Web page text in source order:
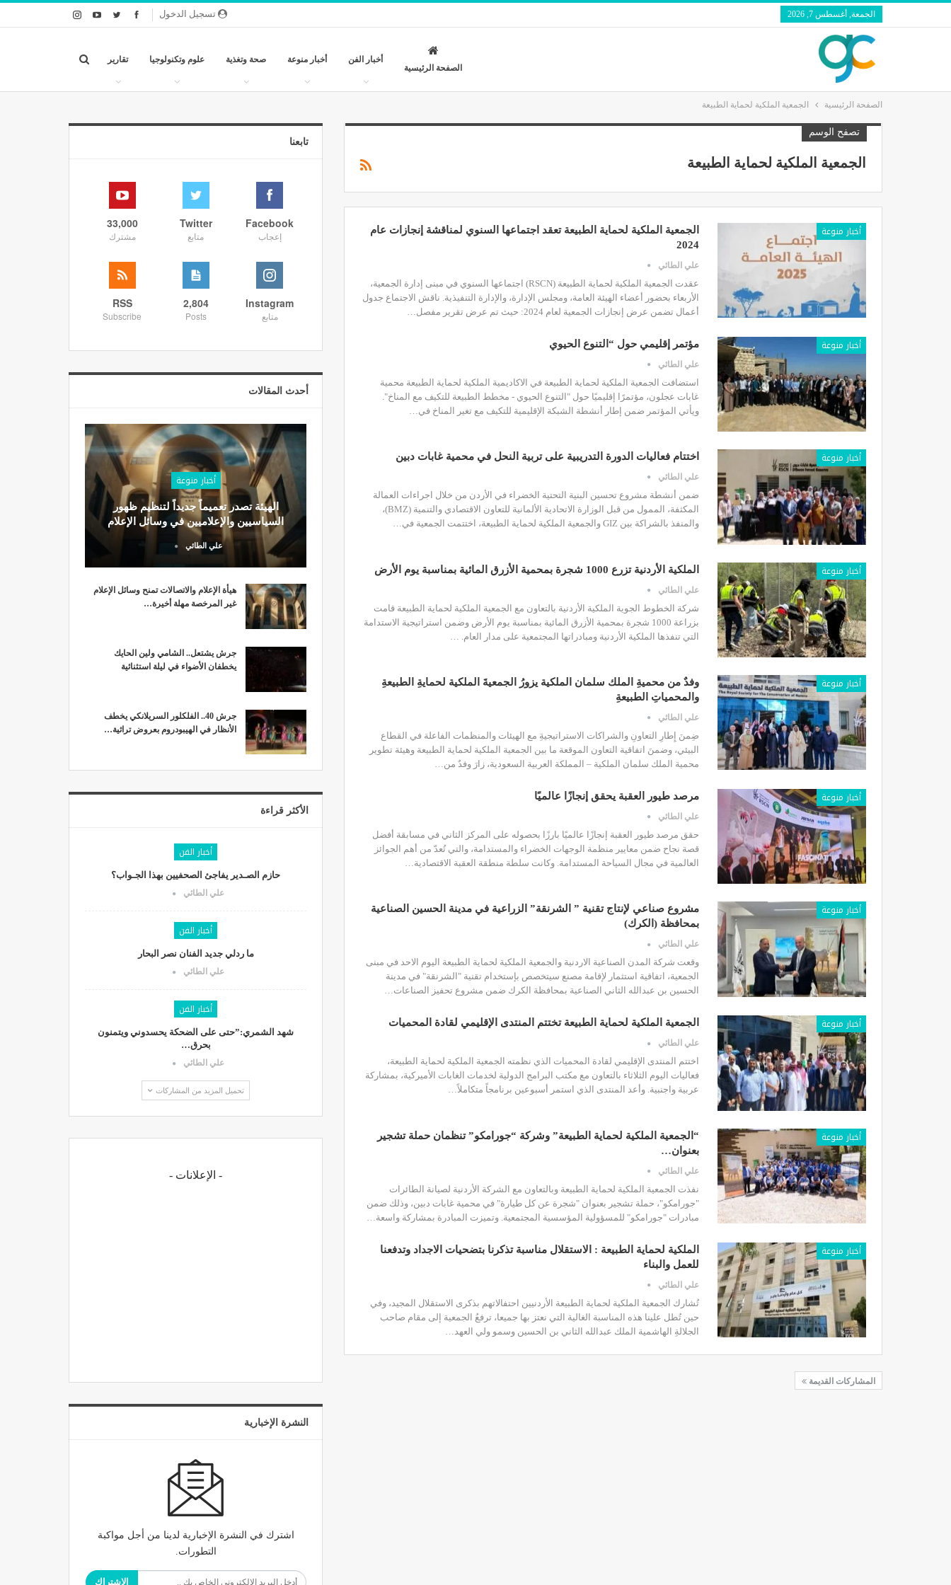
تسجيل الدخول الجمعة, أغسطس 7, 2026
الصفحة الرئيسية
أخبار الفن أخبار منوعة صحة وتغذية علوم وتكنولوجيا تقارير
الصفحة الرئيسية الجمعية الملكية لحماية الطبيعة
تصفح الوسم
الجمعية الملكية لحماية الطبيعة
أخبار منوعة
الجمعية الملكية لحماية الطبيعة تعقد اجتماعها السنوي لمناقشة إنجازات عام
2024
علي الطائي
عقدت الجمعية الملكية لحماية الطبيعة (RSCN) اجتماعها السنوي في مبنى إدارة الجمعية،
الأربعاء بحضور أعضاء الهيئة العامة، ومجلس الإدارة، والإدارة التنفيذية. ناقش الاجتماع جدول
أعمال تضمن عرض إنجازات الجمعية لعام 2024: حيث تم عرض تقرير مفصل…
أخبار منوعة مؤتمر إقليمي حول “التنوع الحيوي
علي الطائي
استضافت الجمعية الملكية لحماية الطبيعة في الاكاديمية الملكية لحماية الطبيعة محمية
غابات عجلون، مؤتمرًا إقليميًا حول "التنوع الحيوي - مخطط الطبيعة للتكيف مع المناخ".
ويأتي المؤتمر ضمن إطار أنشطة الشبكة الإقليمية للتكيف مع تغير المناخ في…
أخبار منوعة اختتام فعاليات الدورة التدريبية على تربية النحل في محمية غابات دبين
علي الطائي
ضمن أنشطة مشروع تحسين البنية التحتية الخضراء في الأردن من خلال اجراءات العمالة
المكثفة، الممول من قبل الوزارة الاتحادية الألمانية للتعاون الاقتصادي والتنمية (BMZ)،
والمنفذ بالشراكة بين GIZ والجمعية الملكية لحماية الطبيعة، اختتمت الجمعية في…
أخبار منوعة الملكية الأردنية تزرع 1000 شجرة بمحمية الأزرق المائية بمناسبة يوم الأرض
علي الطائي
شركة الخطوط الجوية الملكية الأردنية بالتعاون مع الجمعية الملكية لحماية الطبيعة قامت
بزراعة 1000 شجرة بمحمية الأزرق المائية بمناسبة يوم الأرض وضمن استراتيجية الاستدامة
التي تنفذها الملكية الأردنية ومبادراتها المجتمعية على مدار العام.
أخبار منوعة
وفدٌ من محميةِ الملك سلمان الملكية يزورُ الجمعيةَ الملكية لحمايةِ الطبيعةِ
والمحمياتِ الطبيعةِ
علي الطائي
ضِمنَ إِطارِ التعاونِ والشراكات الاستراتيجيةِ مع الهيئات والمنظمات الفاعلة في القطاع
البيئي، وضمنَ اتفاقية التعاون الموقعة ما بين الجمعية الملكية لحماية الطبيعة وهيئة تطوير
محمية الملك سلمان الملكية – المملكة العربية السعودية، زارَ وفدٌ من
أخبار منوعة مرصد طيور العقبة يحقق إنجازًا عالميًا
علي الطائي
حقق مرصد طيور العقبة إنجازًا عالميًا بارزًا بحصوله على المركز الثاني في مسابقة أفضل
قصة نجاح ضمن معايير منظمة الوجهات الخضراء والمستدامة، والتي تُعدّ من أهم الجوائز
العالمية في مجال السياحة المستدامة. وكانت سلطة منطقة العقبة الاقتصادية
أخبار منوعة
مشروع صناعي لإنتاج تقنية ” الشرنقة” الزراعية في مدينة الحسين الصناعية
بمحافظة (الكرك)
علي الطائي
وقعت شركة المدن الصناعية الاردنية والجمعية الملكية لحماية الطبيعة اليوم الاحد في مبنى
الجمعية، اتفاقية استثمار لإقامة مصنع سيتخصص بإستخدام تقنية "الشرنقة" في مدينة
الحسين بن عبدالله الثاني الصناعية بمحافظة الكرك ضمن مشروع تحفيز الصناعات…
أخبار منوعة الجمعية الملكية لحماية الطبيعة تختتم المنتدى الإقليمي لقادة المحميات
علي الطائي
اختتم المنتدى الإقليمي لقادة المحميات الذي نظمته الجمعية الملكية لحماية الطبيعة،
فعاليات اليوم الثلاثاء بالتعاون مع مكتب البرامج الدولية لخدمات الغابات الأميركية، بمشاركة
عربية واجنبية. وأعد المنتدى الذي استمر أسبوعين برنامجاً متكاملاً…
أخبار منوعة
“الجمعية الملكية لحماية الطبيعة” وشركة “جورامكو” تنظمان حملة تشجير
بعنوان…
علي الطائي
نفذت الجمعية الملكية لحماية الطبيعة وبالتعاون مع الشركة الأردنية لصيانة الطائرات
"جورامكو"، حملة تشجير بعنوان "شجرة عن كل طيارة" في محمية غابات دبين، وذلك ضمن
مبادرات "جورامكو" للمسؤولية المؤسسية المجتمعية. وتميزت المبادرة بمشاركة واسعة
أخبار منوعة
الملكية لحماية الطبيعة : الاستقلال مناسبة تذكرنا بتضحيات الاجداد وتدفعنا
للعمل والبناء
علي الطائي
تُشارك الجمعية الملكية لحماية الطبيعة الأردنيين احتفالاتهم بذكرى الاستقلال المجيد، وفي
حين تُطل علينا هذه المناسبة الغالية التي نعتز بها جميعا، ترفعُ الجمعية إلى مقام صاحب
الجلالةِ الهاشمية الملك عبدالله الثاني بن الحسين وسمو ولي العهد
المشاركات القديمة
تابعنا
Facebook
إعجاب
Twitter
متابع
33,000
مشترك
Instagram
متابع
2,804
Posts
RSS
Subscribe
أحدث المقالات
أخبار منوعة
الهيئة تصدر تعميماً جديداً لتنظيم ظهور
السياسيين والإعلاميين في وسائل الإعلام
علي الطائي
هيأة الإعلام والاتصالات تمنح وسائل الإعلام
غير المرخصة مهلة أخيرة…
جرش يشتعل.. الشامي ولين الحايك
يخطفان الأضواء في ليلة استثنائية
جرش 40.. الفلكلور السريلانكي يخطف
الأنظار في الهيبودروم بعروض تراثية…
الأكثر قراءة
أخبار الفن
حازم الصـدير يفاجئ الصحفيين بهذا الجـواب؟
علي الطائي
أخبار الفن
ما ردلي جديد الفنان نصر البحار
علي الطائي
أخبار الفن
شهد الشمري:”حتى على الضحكة يحسدوني ويتمنون
بحرق…
علي الطائي
تحميل المزيد من المشاركات
- الإعلانات -
النشرة الإخبارية
اشترك في النشرة الإخبارية لدينا من أجل مواكبة
التطورات.
الاشتراك